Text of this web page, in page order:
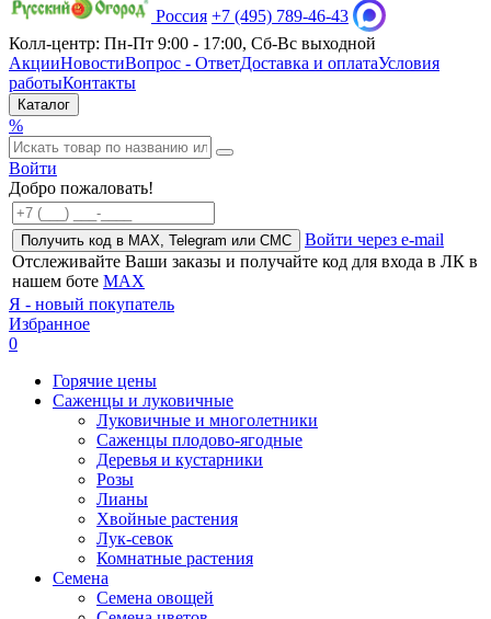
Россия +7 (495) 789-46-43
Колл-центр: Пн-Пт 9:00 - 17:00, Сб-Вс выходной
АкцииНовостиВопрос - ОтветДоставка и оплатаУсловия
работыКонтакты
Каталог
%
Войти
Добро пожаловать!
Получить код в MAX, Telegram или СМС
Войти через e-mail
Отслеживайте Ваши заказы и получайте код для входа в ЛК в
нашем боте MAX
Я - новый покупатель
Избранное
0
Горячие цены
Саженцы и луковичные
Луковичные и многолетники
Саженцы плодово-ягодные
Деревья и кустарники
Розы
Лианы
Хвойные растения
Лук-севок
Комнатные растения
Семена
Семена овощей